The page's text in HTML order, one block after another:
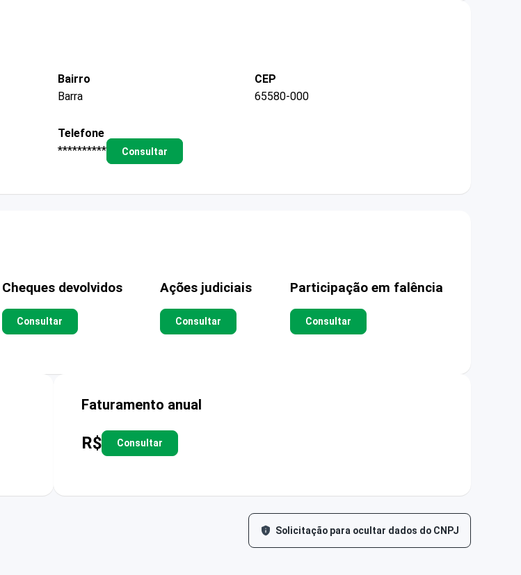
Bairro
Barra
CEP
65580-000
Telefone
**********
Consultar
Cheques devolvidos
Consultar
Ações judiciais
Consultar
Participação em falência
Consultar
Faturamento anual
R$ Consultar
Solicitação para ocultar dados do CNPJ